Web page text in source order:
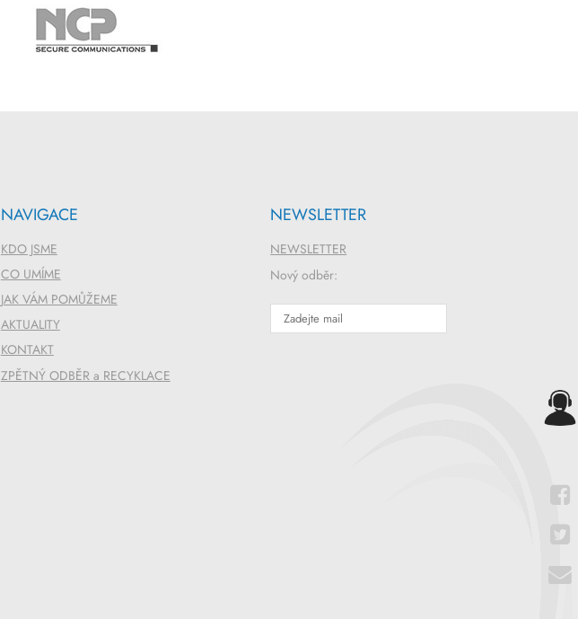
NAVIGACE
KDO JSME
CO UMÍME
JAK VÁM POMŮŽEME
AKTUALITY
KONTAKT
ZPĚTNÝ ODBĚR a RECYKLACE
NEWSLETTER
NEWSLETTER
Nový odběr: